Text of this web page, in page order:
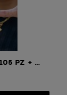
Pack Vidéo Panajou Sony FX30 + 18-105 PZ + micro + cage + accessoires